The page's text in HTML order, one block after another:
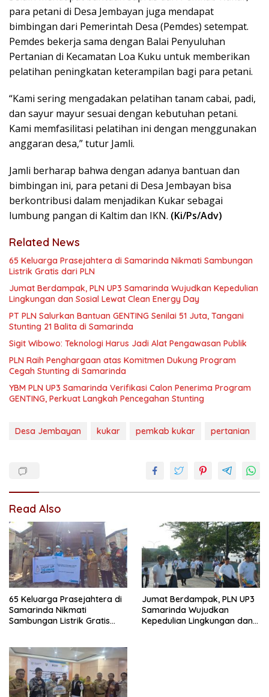
para petani di Desa Jembayan juga mendapat
bimbingan dari Pemerintah Desa (Pemdes) setempat.
Pemdes bekerja sama dengan Balai Penyuluhan
Pertanian di Kecamatan Loa Kuku untuk memberikan
pelatihan peningkatan keterampilan bagi para petani.
“Kami sering mengadakan pelatihan tanam cabai, padi,
dan sayur mayur sesuai dengan kebutuhan petani.
Kami memfasilitasi pelatihan ini dengan menggunakan
anggaran desa,” tutur Jamli.
Jamli berharap bahwa dengan adanya bantuan dan
bimbingan ini, para petani di Desa Jembayan bisa
berkontribusi dalam menjadikan Kukar sebagai
lumbung pangan di Kaltim dan IKN. (Ki/Ps/Adv)
Related News
65 Keluarga Prasejahtera di Samarinda Nikmati Sambungan
Listrik Gratis dari PLN
Jumat Berdampak, PLN UP3 Samarinda Wujudkan Kepedulian
Lingkungan dan Sosial Lewat Clean Energy Day
PT PLN Salurkan Bantuan GENTING Senilai 51 Juta, Tangani
Stunting 21 Balita di Samarinda
Sigit Wibowo: Teknologi Harus Jadi Alat Pengawasan Publik
PLN Raih Penghargaan atas Komitmen Dukung Program
Cegah Stunting di Samarinda
YBM PLN UP3 Samarinda Verifikasi Calon Penerima Program
GENTING, Perkuat Langkah Pencegahan Stunting
Desa Jembayan kukar pemkab kukar pertanian
Read Also
65 Keluarga Prasejahtera di
Samarinda Nikmati
Sambungan Listrik Gratis
Jumat Berdampak, PLN UP3
Samarinda Wujudkan
Kepedulian Lingkungan dan